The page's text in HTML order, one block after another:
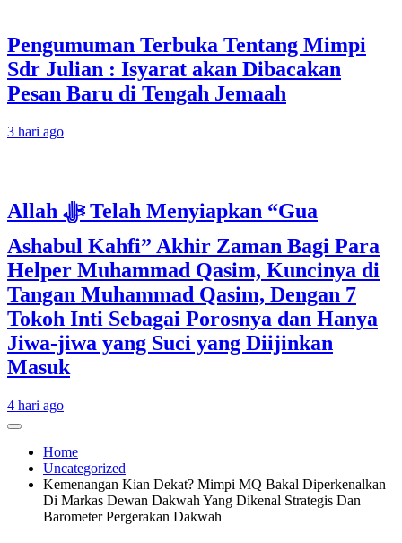
Pengumuman Terbuka Tentang Mimpi
Sdr Julian : Isyarat akan Dibacakan
Pesan Baru di Tengah Jemaah
3 hari ago
Allah ﷻ Telah Menyiapkan “Gua
Ashabul Kahfi” Akhir Zaman Bagi Para
Helper Muhammad Qasim, Kuncinya di
Tangan Muhammad Qasim, Dengan 7
Tokoh Inti Sebagai Porosnya dan Hanya
Jiwa-jiwa yang Suci yang Diijinkan
Masuk
4 hari ago
Home
Uncategorized
Kemenangan Kian Dekat? Mimpi MQ Bakal Diperkenalkan
Di Markas Dewan Dakwah Yang Dikenal Strategis Dan
Barometer Pergerakan Dakwah